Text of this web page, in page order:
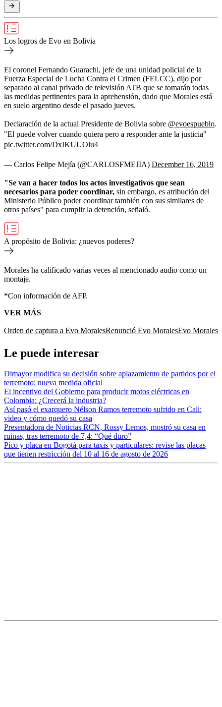
Los logros de Evo en Bolivia
El coronel Fernando Guarachi, jefe de una unidad policial de la
Fuerza Especial de Lucha Contra el Crimen (FELCC), dijo por
separado al canal privado de televisión ATB que se tomarán todas
las medidas pertinentes para la aprehensión, dado que Morales está
en suelo argentino desde el pasado jueves.
Declaración de la actual Presidente de Bolivia sobre @evoespueblo.
"El puede volver cuando quiera pero a responder ante la justicia"
pic.twitter.com/DxIKUUOlu4
— Carlos Felipe Mejía (@CARLOSFMEJIA) December 16, 2019
"Se van a hacer todos los actos investigativos que sean
necesarios para poder coordinar, sin embargo, es atribución del
Ministerio Público poder coordinar también con sus similares de
otros países" para cumplir la detención, señaló.
A propósito de Bolivia: ¿nuevos poderes?
Morales ha calificado varias veces al mencionado audio como un
montaje.
*Con información de AFP.
VER MÁS
Orden de captura a Evo MoralesRenunció Evo MoralesEvo Morales
Le puede interesar
Dimayor modifica su decisión sobre aplazamiento de partidos por el
terremoto: nueva medida oficial
El incentivo del Gobierno para producir motos eléctricas en
Colombia: ¿Crecerá la industria?
Así pasó el exarquero Nélson Ramos terremoto sufrido en Cali:
video y cómo quedó su casa
Presentadora de Noticias RCN, Rossy Lemos, mostró su casa en
ruinas, tras terremoto de 7,4: “Qué duro”
Pico y placa en Bogotá para taxis y particulares: revise las placas
que tienen restricción del 10 al 16 de agosto de 2026